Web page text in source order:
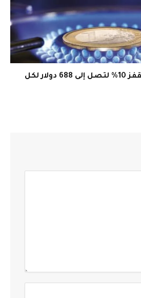
أسعار الغاز الأوروبية تقفز 10% لتصل إلى 688 دولار لكل